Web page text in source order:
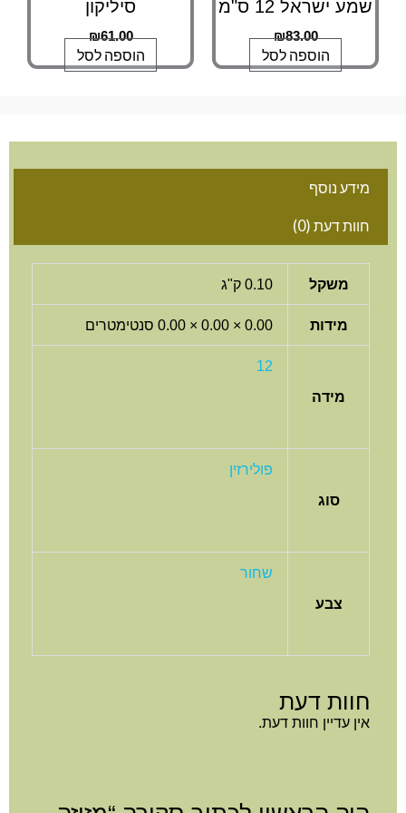
שמע ישראל 12 ס"מ
₪83.00
הוספה לסל
סיליקון
₪61.00
הוספה לסל
מידע נוסף
חוות דעת (0)
משקל 0.10 ק"ג
מידות 0.00 × 0.00 × 0.00 סנטימטרים
מידה
12
סוג
פולירזין
צבע
שחור
חוות דעת
אין עדיין חוות דעת.